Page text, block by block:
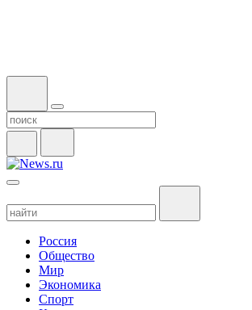
Россия
Общество
Мир
Экономика
Спорт